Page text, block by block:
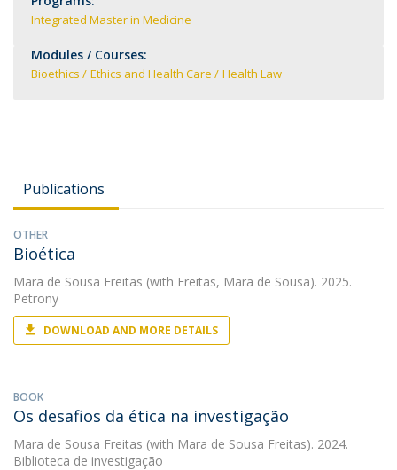
Integrated Master in Medicine
Modules / Courses:
Bioethics Ethics and Health Care Health Law
Publications
OTHER
Bioética
Mara de Sousa Freitas (with Freitas, Mara de Sousa). 2025.
Petrony
DOWNLOAD AND MORE DETAILS
BOOK
Os desafios da ética na investigação
Mara de Sousa Freitas (with Mara de Sousa Freitas). 2024.
Biblioteca de investigação